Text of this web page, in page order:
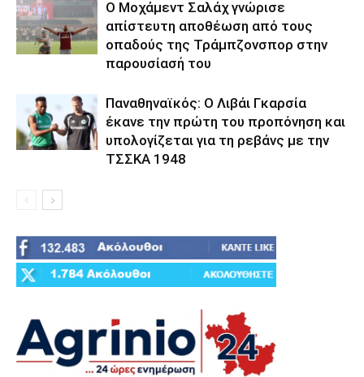
Ο Μοχάμεντ Σαλάχ γνώρισε
απίστευτη αποθέωση από τους
οπαδούς της Τράμπζονσπορ στην
παρουσίασή του
Παναθηναϊκός: Ο Λιβάι Γκαρσία
έκανε την πρώτη του προπόνηση και
υπολογίζεται για τη ρεβάνς με την
ΤΣΣΚΑ 1948